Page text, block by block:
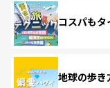
コスパも
地球の歩